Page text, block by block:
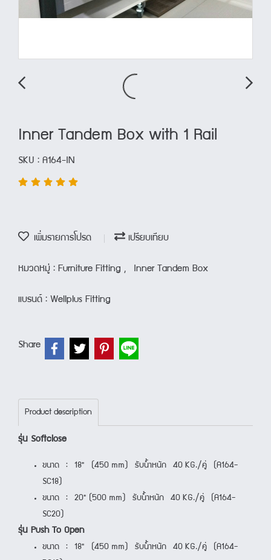
Inner Tandem Box with 1 Rail
SKU : A164-IN
เพิ่มรายการโปรด เปรียบเทียบ
หมวดหมู่ : Furniture Fitting , Inner Tandem Box
แบรนด์ : Wellplus Fitting
Share
Product description
รุ่น Softclose
ขนาด : 18" (450 mm) รับน้ำหนัก 40 KG./คู่ (A164-
SC18)
ขนาด : 20" (500 mm) รับน้ำหนัก 40 KG./คู่ (A164-
SC20)
รุ่น Push To Open
ขนาด : 18" (450 mm) รับน้ำหนัก 40 KG./คู่ (A164-